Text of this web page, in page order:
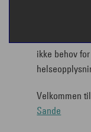
ikke behov
Velkommen
Sande